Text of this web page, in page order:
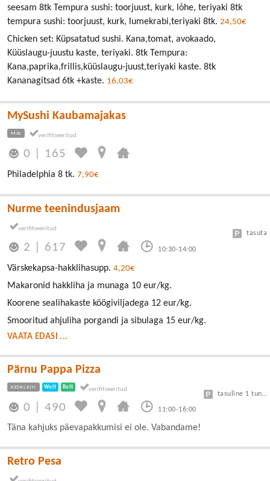
seesam 8tk Tempura sushi: toorjuust, kurk, lõhe, teriyaki 8tk
tempura sushi: toorjuust, kurk, lumekrabi,teriyaki 8tk. 24,50€
Chicken set: Küpsatatud sushi. Kana,tomat, avokaado,
Küüslaugu-juustu kaste, teriyaki. 8tk Tempura:
Kana,paprika,frillis,küüslaugu-juust,teriyaki kaste. 8tk
Kananagitsad 6tk +kaste. 16,03€
MySushi Kaubamajakas
MAI
0 165
Philadelphia 8 tk. 7,90€
Nurme teenindusjaam
2 617 10:30-14:00
tasuta
Värskekapsa-hakklihasupp. 4,20€
Makaronid hakkliha ja munaga 10 eur/kg.
Koorene sealihakaste köögiviljadega 12 eur/kg.
Smooritud ahjuliha porgandi ja sibulaga 15 eur/kg.
VAATA EDASI ...
Pärnu Pappa Pizza
KESKLINN Wolt Bolt
0 |490 11:00-16:00
tasuline 1 tund tasuta, kellaga
Täna kahjuks päevapakkumisi ei ole. Vabandame!
Retro Pesa